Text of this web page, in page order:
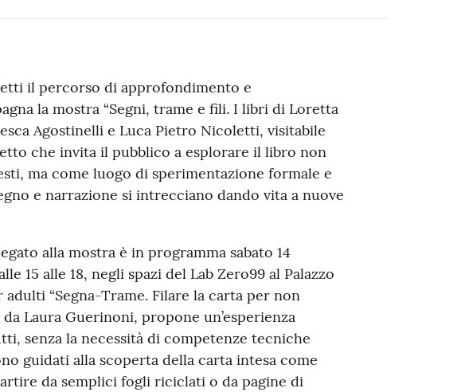
il percorso di approfondimento e
la mostra “Segni, trame e fili. I libri di Loretta
Agostinelli e Luca Pietro Nicoletti, visitabile
che invita il pubblico a esplorare il libro non
ma come luogo di sperimentazione formale e
e narrazione si intrecciano dando vita a nuove
alla mostra è in programma sabato 14
15 alle 18, negli spazi del Lab Zero99 al Palazzo
“Segna-Trame. Filare la carta per non
Laura Guerinoni, propone un’esperienza
senza la necessità di competenze tecniche
guidati alla scoperta della carta intesa come
da semplici fogli riciclati o da pagine di